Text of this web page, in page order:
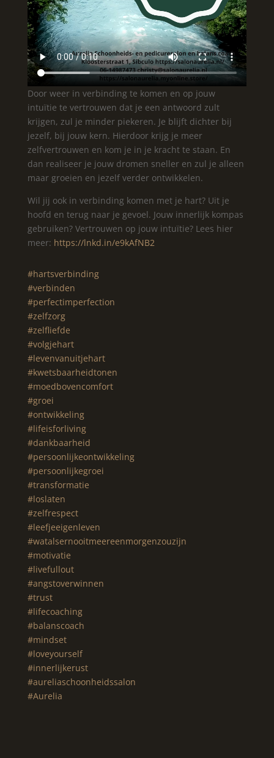
Door weer in verbinding te komen en op jouw
intuïtie te vertrouwen dat je een antwoord zult
krijgen, zul je minder piekeren. Je blijft dichter bij
jezelf, bij jouw kern. Hierdoor krijg je meer
zelfvertrouwen en kom je in je kracht te staan. En
dan realiseer je jouw dromen sneller en zul je alleen
maar groeien en jezelf verder ontwikkelen.
Wil jij ook in verbinding komen met je hart? Uit je
hoofd en terug naar je gevoel. Jouw innerlijk kompas
gebruiken? Vertrouwen op jouw intuïtie? Lees hier
meer: https://lnkd.in/e9kAfNB2
#hartsverbinding
#verbinden
#perfectimperfection
#zelfzorg
#zelfliefde
#volgjehart
#levenvanuitjehart
#kwetsbaarheidtonen
#moedbovencomfort
#groei
#ontwikkeling
#lifeisforliving
#dankbaarheid
#persoonlijkeontwikkeling
#persoonlijkegroei
#transformatie
#loslaten
#zelfrespect
#leefjeeigenleven
#watalsernooitmeereenmorgenzouzijn
#motivatie
#livefullout
#angstoverwinnen
#trust
#lifecoaching
#balanscoach
#mindset
#loveyourself
#innerlijkerust
#aureliaschoonheidssalon
#Aurelia